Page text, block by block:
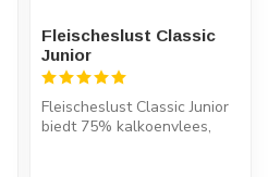
Fleischeslust Classic
Junior
Fleischeslust Classic Junior
biedt 75% kalkoenvlees,